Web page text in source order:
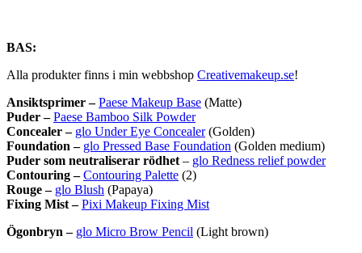
BAS:
Alla produkter finns i min webbshop Creativemakeup.se!
Ansiktsprimer – Paese Makeup Base (Matte)
Puder – Paese Bamboo Silk Powder
Concealer – glo Under Eye Concealer(Golden)
Foundation – glo Pressed Base Foundation (Golden medium)
Puder som neutraliserar rödhet – glo Redness relief powder
Contouring –Contouring Palette (2)
Rouge – glo Blush (Papaya)
Fixing Mist – Pixi Makeup Fixing Mist
Ögonbryn – glo Micro Brow Pencil (Light brown)